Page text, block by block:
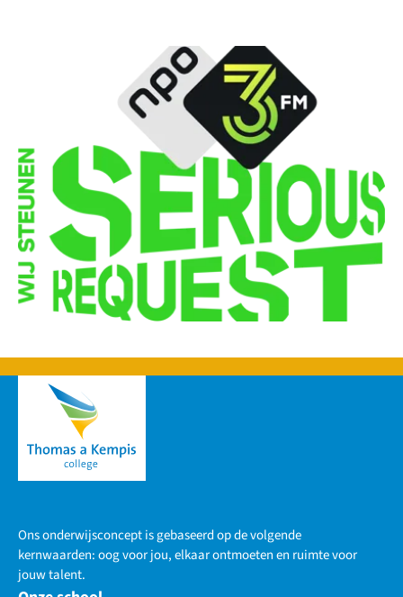
Ons onderwijsconcept is gebaseerd op de volgende
kernwaarden: oog voor jou, elkaar ontmoeten en ruimte voor
jouw talent.